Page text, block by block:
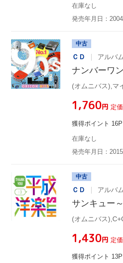
在庫なし
発売年月日：
中古
ＣＤ アルバム
ナンバーワ
¥1,760円 定
獲得ポイント 16P
在庫なし
発売年月日：
中古
ＣＤ アルバム
サンキュー
¥1,430円 定
獲得ポイント 13P